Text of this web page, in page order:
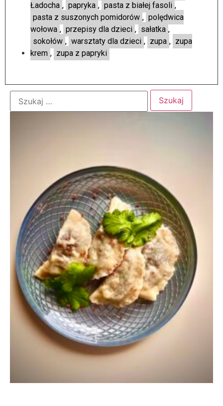
Ładocha , papryka , pasta z białej fasoli ,
pasta z suszonych pomidorów , polędwica
wołowa , przepisy dla dzieci , sałatka ,
sokołów , warsztaty dla dzieci , zupa , zupa
krem , zupa z papryki